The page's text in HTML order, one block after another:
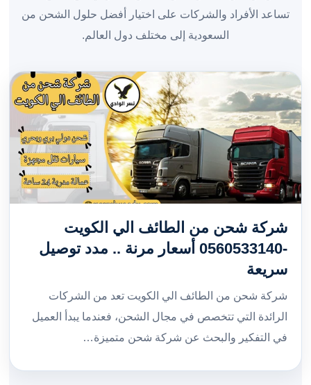
تساعد الأفراد والشركات على اختيار أفضل حلول الشحن من
السعودية إلى مختلف دول العالم.
شركة شحن من الطائف الي الكويت
-0560533140 أسعار مرنة .. مدد توصيل
سريعة
شركة شحن من الطائف الي الكويت تعد من الشركات
الرائدة التي تتخصص في مجال الشحن، فعندما يبدأ العميل
في التفكير والبحث عن شركة شحن متميزة…